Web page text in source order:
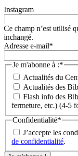
Instagram
Ce champ n’est utilisé
inchangé.
Adresse e-mail*
Je m'abonne à :*
Actualités du
Actualités des
Flash info des
fermeture, etc.) (4-5
Confidentialité*
J’accepte les
de confidentialité.